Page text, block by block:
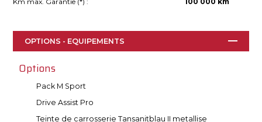
OPTIONS - EQUIPEMENTS
Options
Pack M Sport
Drive Assist Pro
Teinte de carrosserie Tansanitblau II metallise